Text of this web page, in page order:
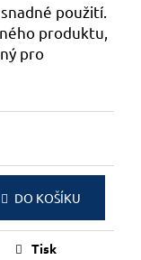
použití.
produktu,
pro
DO KOŠÍKU
Tisk